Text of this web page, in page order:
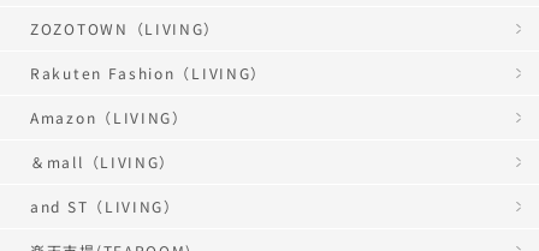
ZOZOTOWN（LIVING）
Rakuten Fashion（LIVING）
Amazon（LIVING）
＆mall（LIVING）
and ST（LIVING）